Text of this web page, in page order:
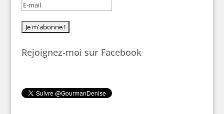
Rejoignez-moi sur Facebook